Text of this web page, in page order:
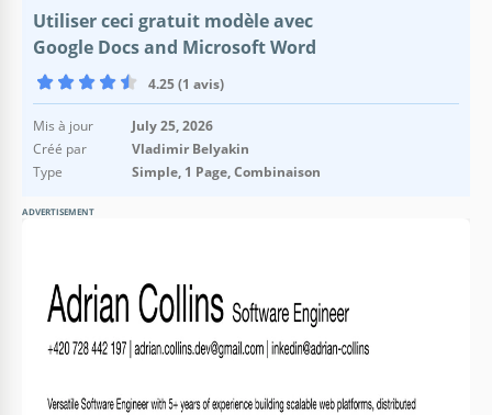
Utiliser ceci gratuit modèle avec
Google Docs and Microsoft Word
4.25 (1 avis)
Mis à jour
July 25, 2026
Créé par
Vladimir Belyakin
Type
Simple, 1 Page, Combinaison
ADVERTISEMENT